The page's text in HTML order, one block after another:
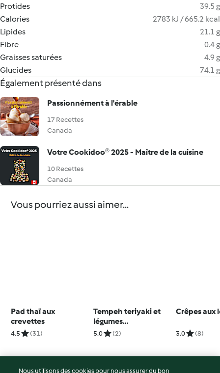
Protides
39.5 g
Calories
2783 kJ / 665.2 kcal
Lipides
21.1 g
Fibre
0.4 g
Graisses saturées
4.9 g
Glucides
74.1 g
Également présenté dans
Passionnément à l'érable
17 Recettes
Canada
Votre Cookidoo® 2025 - Maître de la cuisine
10 Recettes
Canada
Vous pourriez aussi aimer...
Pad thaï aux
crevettes
4.5 (31)
Tempeh teriyaki et
légumes
accompagnés de riz
5.0 (2)
Crêpes aux
3.0 (8)
Nous utilisons des cookies pour nous assurer du bon